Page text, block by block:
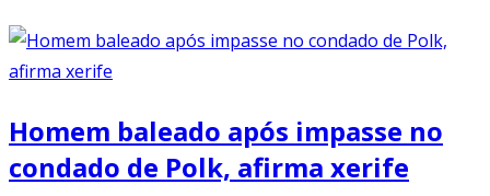
Homem baleado após impasse no
condado de Polk, afirma xerife